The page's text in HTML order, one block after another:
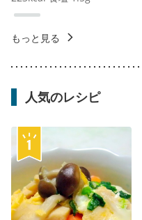
もっと見る
人気のレシピ